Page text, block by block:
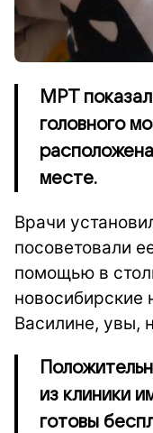
МРТ
головного
месте.
Врачи
посоветовали
помощью в
новосибирские
Василине, увы,
из клиники
готовы